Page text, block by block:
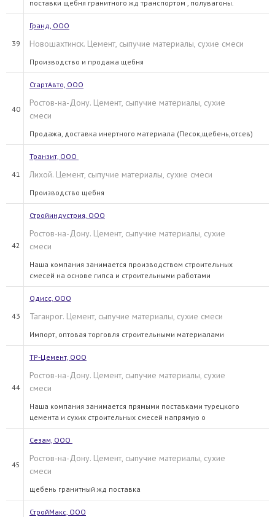
поставки щебня гранитного жд транспортом , полувагоны.
39
Гранд, ООО
Новошахтинск. Цемент, сыпучие материалы, сухие смеси
Производство и продажа щебня
40
СтартАвто, ООО
Ростов-на-Дону. Цемент, сыпучие материалы, сухие
смеси
Продажа, доставка инертного материала (Песок,щебень,отсев)
41
Транзит, ООО
Лихой. Цемент, сыпучие материалы, сухие смеси
Производство щебня
42
Стройиндустрия, ООО
Ростов-на-Дону. Цемент, сыпучие материалы, сухие
смеси
Наша компания занимается производством строительных
смесей на основе гипса и строительными работами
43
Одисс, ООО
Таганрог. Цемент, сыпучие материалы, сухие смеси
Импорт, оптовая торговля строительными материалами
44
ТР-Цемент, ООО
Ростов-на-Дону. Цемент, сыпучие материалы, сухие
смеси
Наша компания занимается прямыми поставками турецкого
цемента и сухих строительных смесей напрямую о
45
Сезам, ООО
Ростов-на-Дону. Цемент, сыпучие материалы, сухие
смеси
щебень гранитный жд поставка
СтройМакс, ООО